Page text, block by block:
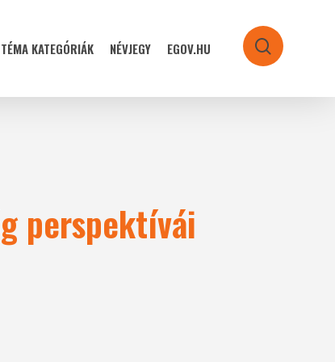
TÉMA KATEGÓRIÁK NÉVJEGY EGOV.HU search
perspektívái